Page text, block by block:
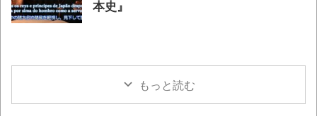
本史』
もっと読む